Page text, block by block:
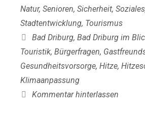
Natur, Senioren, Sicherheit, Soziales
Stadtentwicklung, Tourismus
Schlagwörter
Bad Driburg, Bad Driburg im
Touristik, Bürgerfragen,
Gesundheitsvorsorge, Hitze,
Klimaanpassung
Kommentar hinterlassen